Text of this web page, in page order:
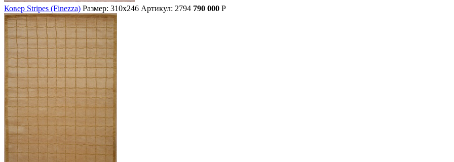
Ковер Stripes (Finezza) Размер: 310х246 Артикул: 2794 790 000 Р